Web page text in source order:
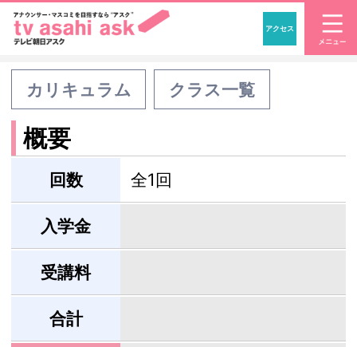
「アナウンサー・マ
アクセス
カリキュラム クラス一覧
概要
回数 全1回
入学金
受講料
合計